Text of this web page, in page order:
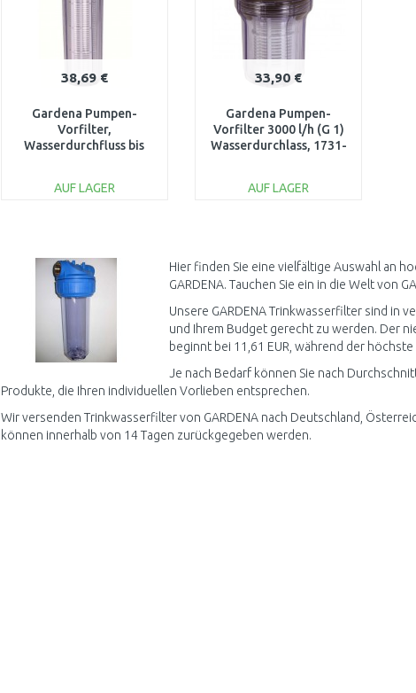
38,69 €
Gardena Pumpen-
Vorfilter,
Wasserdurchfluss bis
AUF LAGER
Vergleichen
33,90 €
Gardena Pumpen-
Vorfilter 3000 l/h (G 1)
Wasserdurchlass, 1731-
AUF LAGER
Vergleichen
Hier finden Sie eine vielfältige Auswahl an
GARDENA. Tauchen Sie ein in die Welt von
Unsere GARDENA Trinkwasserfilter sind in
und Ihrem Budget gerecht zu werden. Der
beginnt bei 11,61 EUR, während der höchste
Je nach Bedarf können Sie nach
Produkte, die Ihren individuellen Vorlieben entsprechen.
Wir versenden Trinkwasserfilter von GARDENA nach Deutschland,
können innerhalb von 14 Tagen zurückgegeben werden.